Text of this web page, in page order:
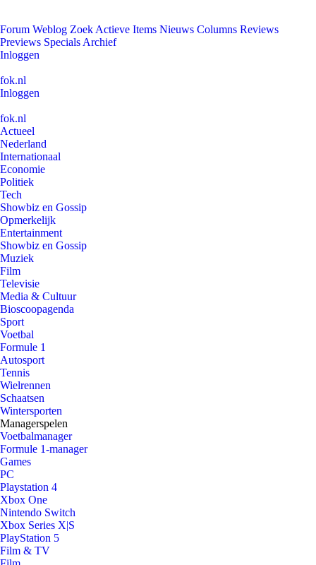
Forum Weblog Zoek Actieve Items Nieuws Columns Reviews
Previews Specials Archief
Inloggen
fok.nl
Inloggen
fok.nl
Actueel
Nederland
Internationaal
Economie
Politiek
Tech
Showbiz en Gossip
Opmerkelijk
Entertainment
Showbiz en Gossip
Muziek
Film
Televisie
Media & Cultuur
Bioscoopagenda
Sport
Voetbal
Formule 1
Autosport
Tennis
Wielrennen
Schaatsen
Wintersporten
Managerspelen
Voetbalmanager
Formule 1-manager
Games
PC
Playstation 4
Xbox One
Nintendo Switch
Xbox Series X|S
PlayStation 5
Film & TV